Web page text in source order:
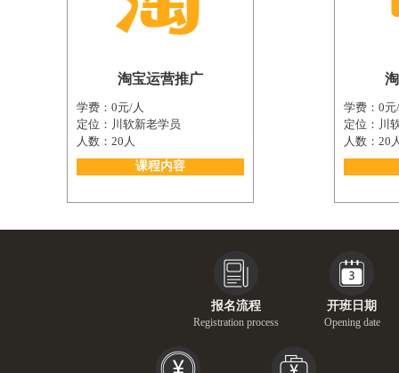
淘宝运营推广
学费：0元/人
定位：川软新老学员
人数：20人
课程内容
学费：0元
定位：川
人数：20
报名流程
Registration process
开班日期
Opening date